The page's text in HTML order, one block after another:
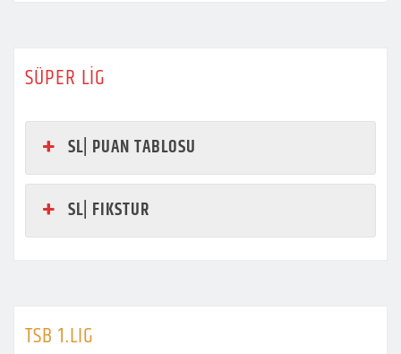
SÜPER LİG
SL| PUAN TABLOSU
SL| FIKSTUR
TSB 1.LIG